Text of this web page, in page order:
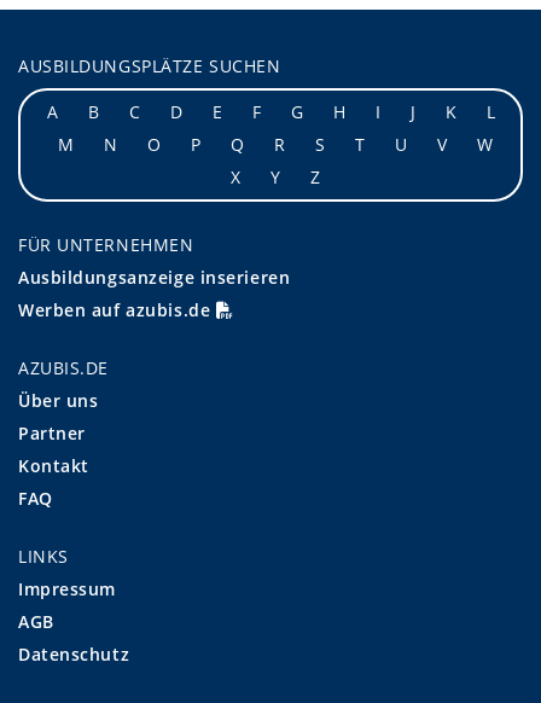
AUSBILDUNGSPLÄTZE SUCHEN
A
B C D E F G H I J K
L
M
N O P Q R S T U V
W
X
Y Z
FÜR UNTERNEHMEN
Ausbildungsanzeige inserieren
Werben auf azubis.de
AZUBIS.DE
Über uns
Partner
Kontakt
FAQ
LINKS
Impressum
AGB
Datenschutz